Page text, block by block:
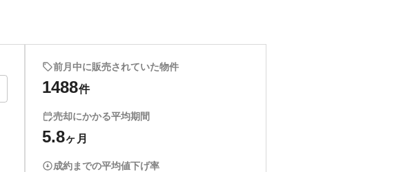
前月中に販売されていた物件
1488件
売却にかかる平均期間
5.8ヶ月
成約までの平均値下げ率